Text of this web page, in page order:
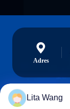
Adres
Lita Wang